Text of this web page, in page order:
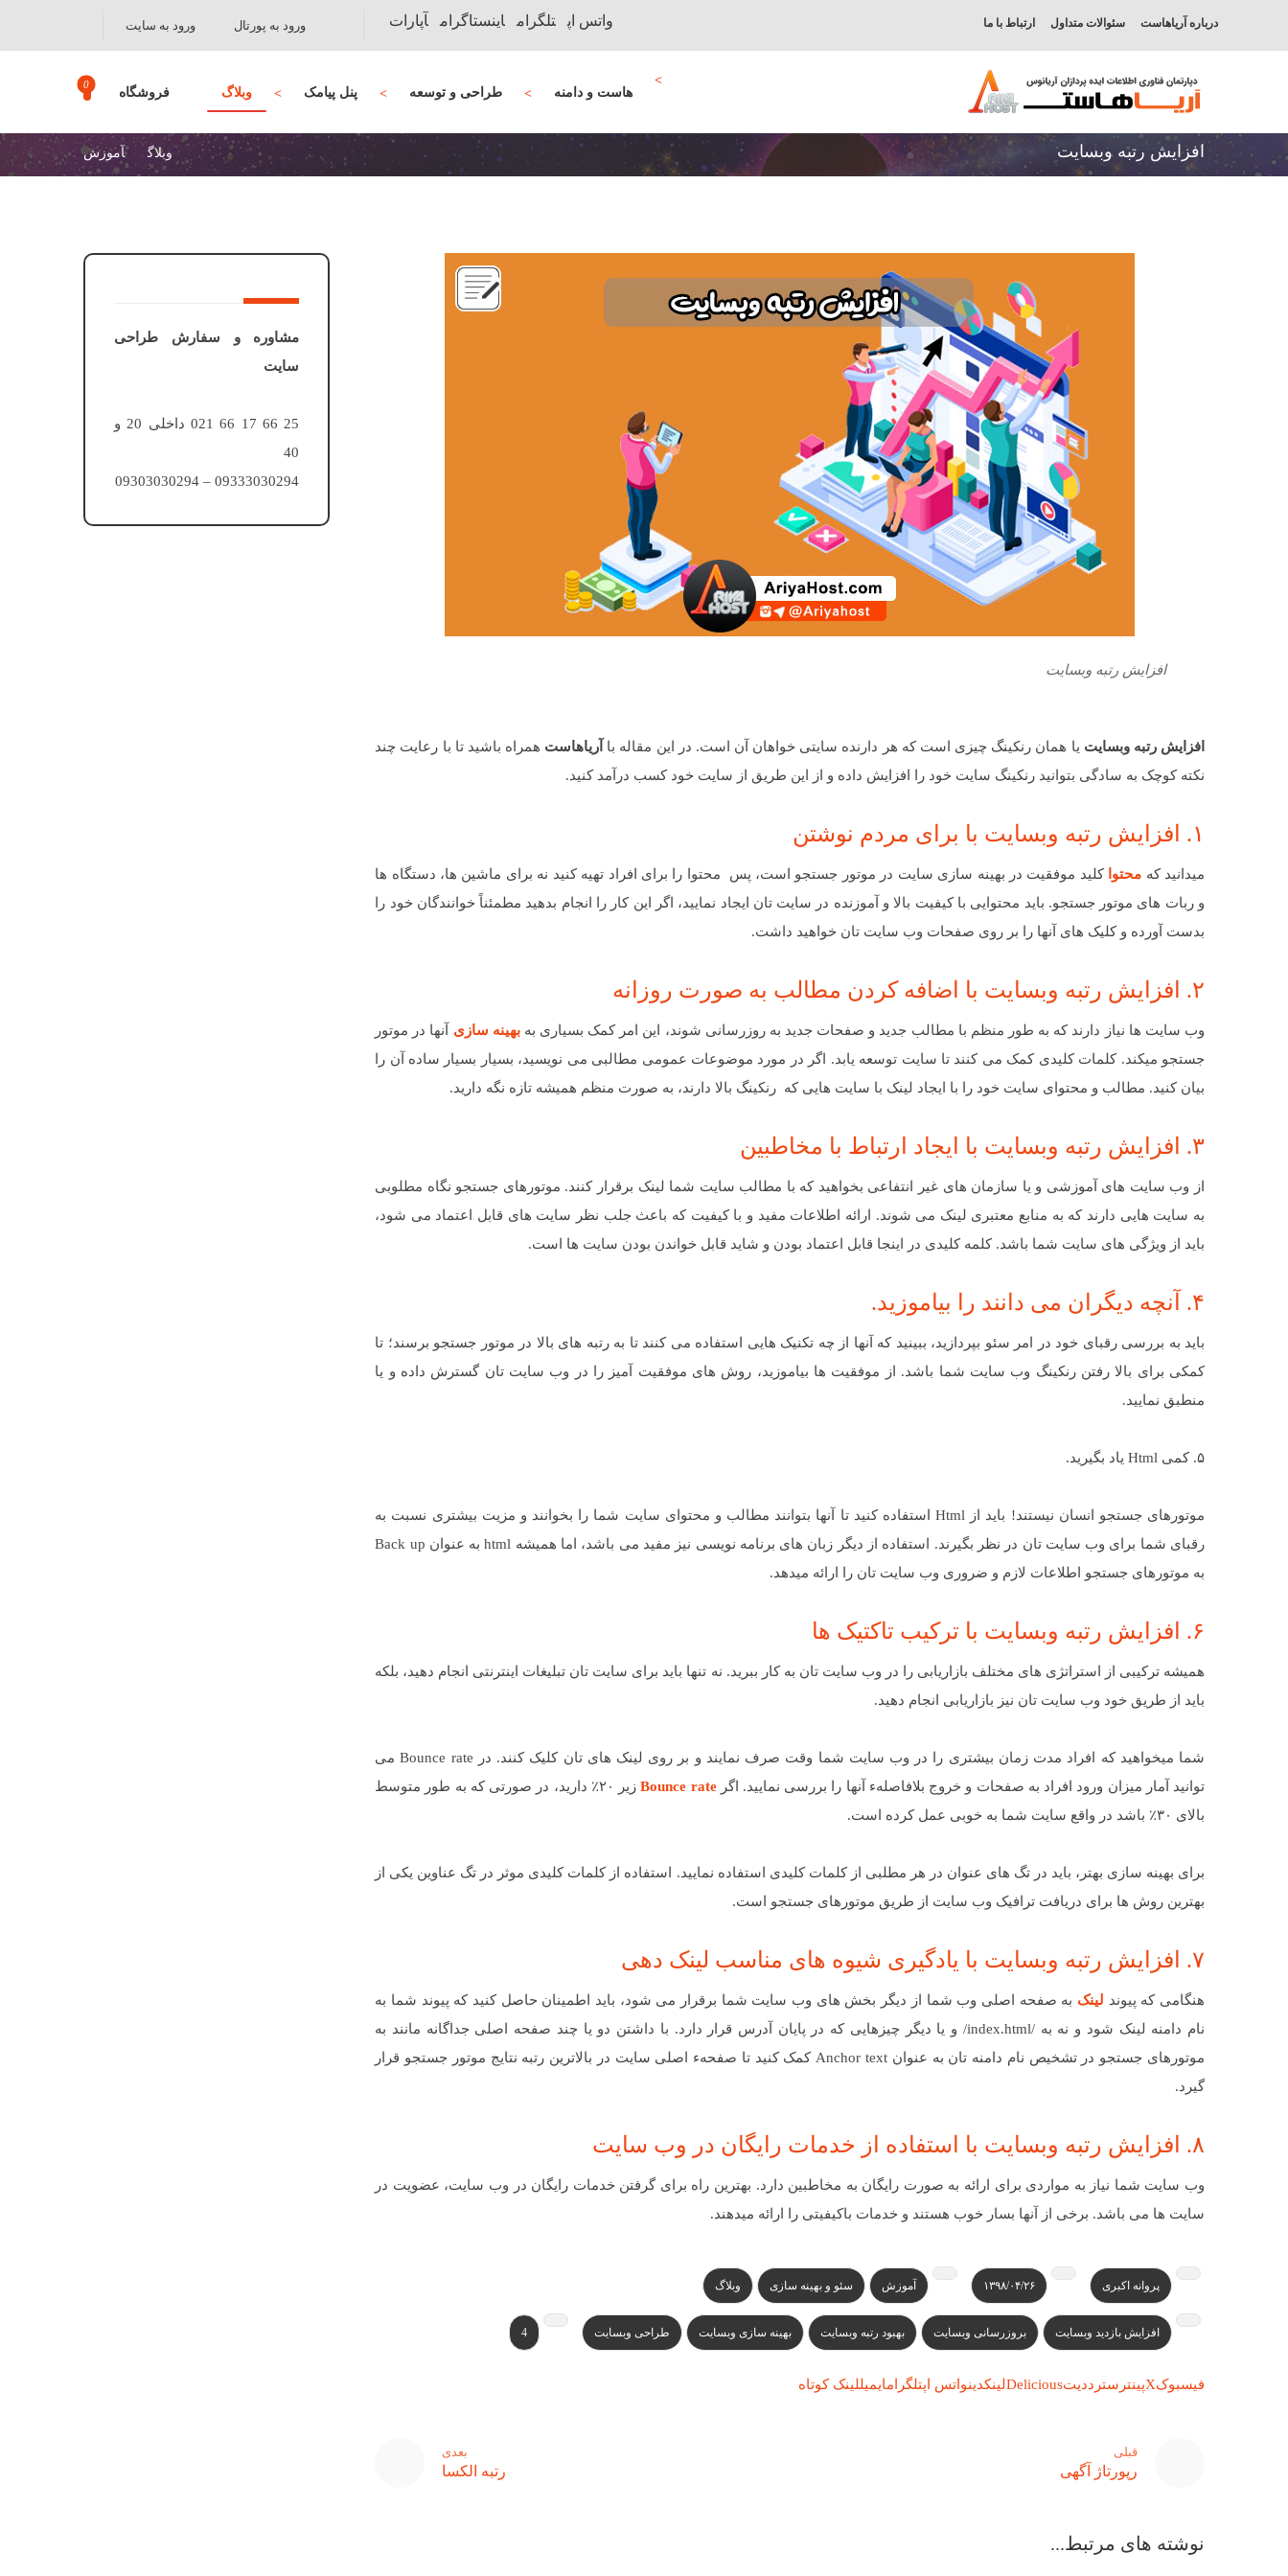
درباره آریاهاست سئوالات متداول ارتباط با ما ورود به سایت ورود به پورتال واتس اپ تلگرام اینستاگرام آپارات
هاست و دامنه طراحی و توسعه پنل پیامک وبلاگ فروشگاه
افزایش رتبه وبسایت وبلاگ آموزش
افزایش رتبه وبسایت
افزایش رتبه وبسایت یا همان رنکینگ چیزی است که هر دارنده سایتی خواهان آن است. در این مقاله با آریاهاست همراه باشید تا با رعایت چند
نکته کوچک به سادگی بتوانید رنکینگ سایت خود را افزایش داده و از این طریق از سایت خود کسب درآمد کنید.
۱. افزایش رتبه وبسایت با برای مردم نوشتن
میدانید که محتوا کلید موفقیت در بهینه سازی سایت در موتور جستجو است، پس محتوا را برای افراد تهیه کنید نه برای ماشین ها، دستگاه ها
و ربات های موتور جستجو. باید محتوایی با کیفیت بالا و آموزنده در سایت تان ایجاد نمایید، اگر این کار را انجام بدهید مطمئناً خوانندگان خود را
بدست آورده و کلیک های آنها را بر روی صفحات وب سایت تان خواهید داشت.
۲. افزایش رتبه وبسایت با اضافه کردن مطالب به صورت روزانه
وب سایت ها نیاز دارند که به طور منظم با مطالب جدید و صفحات جدید به روزرسانی شوند، این امر کمک بسیاری بهبهینه سازی آنها در موتور
جستجو میکند. کلمات کلیدی کمک می کنند تا سایت توسعه یابد. اگر در مورد موضوعات عمومی مطالبی می نویسید، بسیار بسیار ساده آن را
بیان کنید. مطالب و محتوای سایت خود را با ایجاد لینک با سایت هایی که رنکینگ بالا دارند، به صورت منظم همیشه تازه نگه دارید.
۳. افزایش رتبه وبسایت با ایجاد ارتباط با مخاطبین
از وب سایت های آموزشی و یا سازمان های غیر انتفاعی بخواهید که با مطالب سایت شما لینک برقرار کنند. موتورهای جستجو نگاه مطلوبی
به سایت هایی دارند که به منابع معتبری لینک می شوند. ارائه اطلاعات مفید و با کیفیت که باعث جلب نظر سایت های قابل اعتماد می شود،
باید از ویژگی های سایت شما باشد.کلمه کلیدی در اینجا قابل اعتماد بودن و شاید قابل خواندن بودن سایت ها است.
۴. آنچه دیگران می دانند را بیاموزید.
باید به بررسی رقبای خود در امر سئو بپردازید، ببینید که آنها از چه تکنیک هایی استفاده می کنند تا به رتبه های بالا در موتور جستجو برسند؛ تا
کمکی برای بالا رفتن رنکینگ وب سایت شما باشد. از موفقیت ها بیاموزید، روش های موفقیت آمیز را در وب سایت تان گسترش داده و یا
منطبق نمایید.
۵. کمی Html یاد بگیرید.
موتورهای جستجو انسان نیستند! باید از Html استفاده کنید تا آنها بتوانند مطالب و محتوای سایت شما را بخوانند و مزیت بیشتری نسبت به
رقبای شما برای وب سایت تان در نظر بگیرند. استفاده از دیگر زبان های برنامه نویسی نیز مفید می باشد، اما همیشه html به عنوان Back up
به موتورهای جستجو اطلاعات لازم و ضروری وب سایت تان را ارائه میدهد.
۶. افزایش رتبه وبسایت با ترکیب تاکتیک ها
همیشه ترکیبی از استراتژی های مختلف بازاریابی را در وب سایت تان به کار ببرید. نه تنها باید برای سایت تان تبلیغات اینترنتی انجام دهید، بلکه
باید از طریق خود وب سایت تان نیز بازاریابی انجام دهید.
شما میخواهید که افراد مدت زمان بیشتری را در وب سایت شما وقت صرف نمایند و بر روی لینک های تان کلیک کنند. در Bounce rate می
توانید آمار میزان ورود افراد به صفحات و خروج بلافاصلهء آنها را بررسی نمایید. اگرBounce rate
زیر ۲۰٪ دارید، در صورتی که به طور متوسط
بالای ۳۰٪ باشد در واقع سایت شما به خوبی عمل کرده است.
برای بهینه سازی بهتر، باید در تگ های عنوان در هر مطلبی از کلمات کلیدی استفاده نمایید. استفاده از کلمات کلیدی موثر در تگ عناوین یکی از
بهترین روش ها برای دریافت ترافیک وب سایت از طریق موتورهای جستجو است.
۷. افزایش رتبه وبسایت با یادگیری شیوه های مناسب لینک دهی
هنگامی که پیوند لینک به صفحه اصلی وب شما از دیگر بخش های وب سایت شما برقرار می شود، باید اطمینان حاصل کنید که پیوند شما به
نام دامنه لینک شود و نه به /index.html/ و یا دیگر چیزهایی که در پایان آدرس قرار دارد. با داشتن دو یا چند صفحه اصلی جداگانه مانند به
موتورهای جستجو در تشخیص نام دامنه تان به عنوان Anchor text کمک کنید تا صفحهء اصلی سایت در بالاترین رتبه نتایج موتور جستجو قرار
گیرد.
۸. افزایش رتبه وبسایت با استفاده از خدمات رایگان در وب سایت
وب سایت شما نیاز به مواردی برای ارائه به صورت رایگان به مخاطبین دارد. بهترین راه برای گرفتن خدمات رایگان در وب سایت، عضویت در
سایت ها می باشد. برخی از آنها بسار خوب هستند و خدمات باکیفیتی را ارائه میدهند.
پروانه اکبری ۱۳۹۸/۰۴/۲۶ آموزش سئو و بهینه سازی وبلاگ
افزایش بازدید وبسایت بروزرسانی وبسایت بهبود رتبه وبسایت بهینه سازی وبسایت طراحی وبسایت 4
فیسبوکXپینترسترددیتDeliciousلینکدینواتس اپتلگرامایمیللینک کوتاه
قبلی
رپورتاژ آگهی
بعدی
رتبه الکسا
نوشته های مرتبط...
مشاوره و سفارش طراحی
سایت
25 66 17 66 021 داخلی 20 و
40
09333030294 – 09303030294